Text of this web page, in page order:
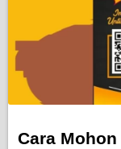
Cara